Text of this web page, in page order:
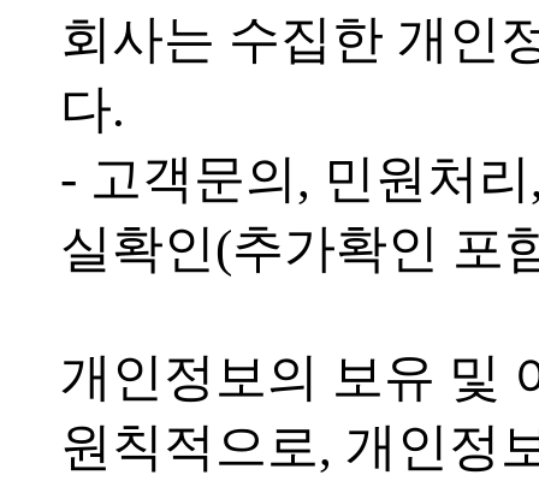
회사는 수집한 개인
다.
- 고객문의, 민원처
실확인(추가확인 포
개인정보의 보유 및
원칙적으로, 개인정